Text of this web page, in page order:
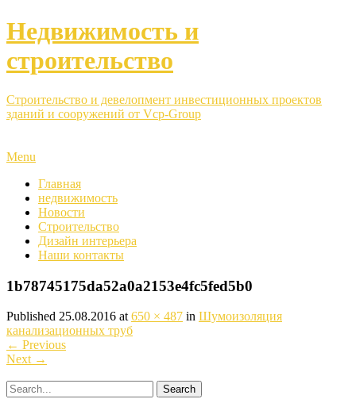
Недвижимость и
строительство
Строительство и девелопмент инвестиционных проектов
зданий и сооружений от Vcp-Group
Menu
Главная
недвижимость
Новости
Строительство
Дизайн интерьера
Наши контакты
1b78745175da52a0a2153e4fc5fed5b0
Published 25.08.2016 at 650 × 487 in Шумоизоляция
канализационных труб
← Previous
Next →